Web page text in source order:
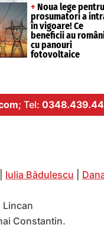
+ Noua lege pentru
prosumatori a
în vigoare! Ce
beneficii au
cu panouri
fotovoltaice
; Tel:
Iulia Bădulescu
Lincan
Constantin.